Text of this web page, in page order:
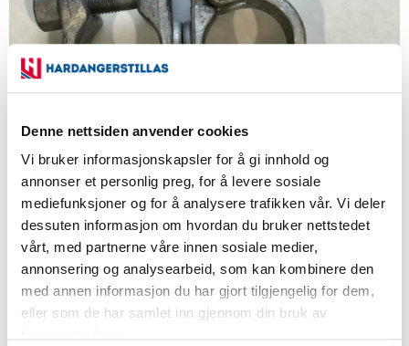
Denne nettsiden anvender cookies
Vi bruker informasjonskapsler for å gi innhold og
annonser et personlig preg, for å levere sosiale
mediefunksjoner og for å analysere trafikken vår. Vi deler
dessuten informasjon om hvordan du bruker nettstedet
vårt, med partnerne våre innen sosiale medier,
annonsering og analysearbeid, som kan kombinere den
med annen informasjon du har gjort tilgjengelig for dem,
eller som de har samlet inn gjennom din bruk av
Kopling Vridbar Ø48mm
Vekt kg / Volum
Art.nr:
131
Eks. mva